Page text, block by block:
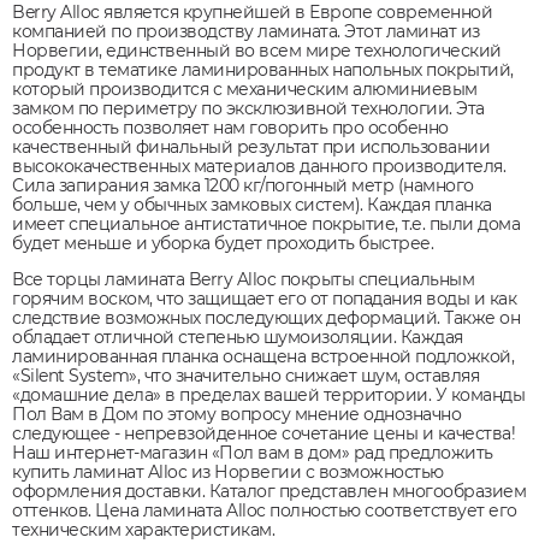
Berry Alloc является крупнейшей в Европе современной
компанией по производству ламината. Этот ламинат из
Норвегии, единственный во всем мире технологический
продукт в тематике ламинированных напольных покрытий,
который производится с механическим алюминиевым
замком по периметру по эксклюзивной технологии. Эта
особенность позволяет нам говорить про особенно
качественный финальный результат при использовании
высококачественных материалов данного производителя.
Сила запирания замка 1200 кг/погонный метр (намного
больше, чем у обычных замковых систем). Каждая планка
имеет специальное антистатичное покрытие, т.е. пыли дома
будет меньше и уборка будет проходить быстрее.
Все торцы ламината Berry Alloc покрыты специальным
горячим воском, что защищает его от попадания воды и как
следствие возможных последующих деформаций. Также он
обладает отличной степенью шумоизоляции. Каждая
ламинированная планка оснащена встроенной подложкой,
«Silent System», что значительно снижает шум, оставляя
«домашние дела» в пределах вашей территории. У команды
Пол Вам в Дом по этому вопросу мнение однозначно
следующее - непревзойденное сочетание цены и качества!
Наш интернет-магазин «Пол вам в дом» рад предложить
купить ламинат Alloc из Норвегии с возможностью
оформления доставки. Каталог представлен многообразием
оттенков. Цена ламината Alloc полностью соответствует его
техническим характеристикам.